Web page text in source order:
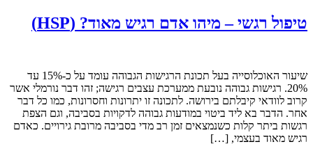
טיפול רגשי – מיהו אדם רגיש מאוד? (HSP)
שיעור האוכלוסייה בעל תכונת הרגישות הגבוהה עומד על כ-15% עד
20%. רגישות גבוהה נובעת ממערכת עצבים רגישה; זהו דבר נורמלי אשר
קרוב לוודאי קיבלתם בירושה. לתכונה זו יתרונות וחסרונות, כמו כל דבר
אחר. הדבר בא ליד ביטוי במודעות גבוהה לדקויות בסביבה, וגם הצפת
רגשות ביתר קלות כשנמצאים זמן רב מדי בסביבה מרובת גירויים. כאדם
רגיש מאוד בעצמי, […]